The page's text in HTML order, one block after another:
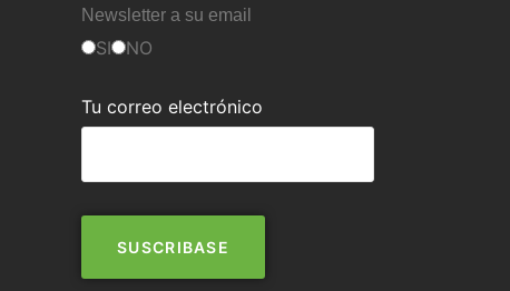
Newsletter a su email
SI NO
Tu correo electrónico